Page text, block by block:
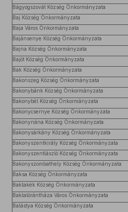
Bágyogszovát Község Önkormányzata
Baj Község Önkormányzata
Baja Város Önkormányzata
Bajánsenye Község Önkormányzata
Bajna Község Önkormányzata
Bajót Község Önkormányzata
Bak Község Önkormányzata
Bakonszeg Község Önkormányzata
Bakonybánk Község Önkormányzata
Bakonybél Község Önkormányzata
Bakonycsernye Község Önkormányzata
Bakonynána Község Önkormányzata
Bakonysárkány Község Önkormányzata
Bakonyszentkirály Község Önkormányzata
Bakonyszentlászló Község Önkormányzata
Bakonyszombathely Község Önkormányzata
Baksa Község Önkormányzata
Baktakék Község Önkormányzata
Baktalórántháza Város Önkormányzata
Balástya Község Önkormányzata